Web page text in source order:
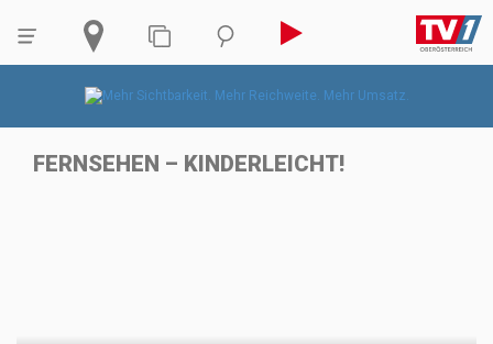
FERNSEHEN – KINDERLEICHT!